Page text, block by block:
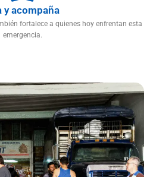
y acompaña
fortalece a quienes hoy enfrentan esta
emergencia.